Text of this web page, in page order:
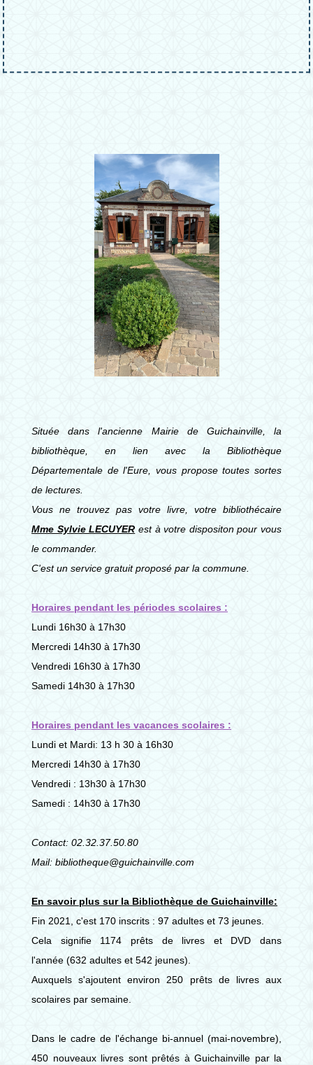
Située dans l'ancienne Mairie de Guichainville, la
bibliothèque, en lien avec la Bibliothèque
Départementale de l'Eure, vous propose toutes sortes
de lectures.
Vous ne trouvez pas votre livre, votre bibliothécaire
Mme Sylvie LECUYER est à votre dispositon pour vous
le commander.
C'est un service gratuit proposé par la commune.
Horaires pendant les périodes scolaires :
Lundi 16h30 à 17h30
Mercredi 14h30 à 17h30
Vendredi 16h30 à 17h30
Samedi 14h30 à 17h30
Horaires pendant les vacances scolaires :
Lundi et Mardi: 13 h 30 à 16h30
Mercredi 14h30 à 17h30
Vendredi : 13h30 à 17h30
Samedi : 14h30 à 17h30
Contact: 02.32.37.50.80
Mail: bibliotheque@guichainville.com
En savoir plus sur la Bibliothèque de Guichainville:
Fin 2021, c'est 170 inscrits : 97 adultes et 73 jeunes.
Cela signifie 1174 prêts de livres et DVD dans
l'année (632 adultes et 542 jeunes).
Auxquels s'ajoutent environ 250 prêts de livres aux
scolaires par semaine.
Dans le cadre de l'échange bi-annuel (mai-novembre),
450 nouveaux livres sont prêtés à Guichainville par la